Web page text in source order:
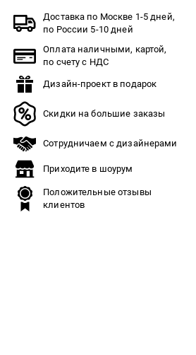
Доставка по Москве 1-5 дней,
по России 5-10 дней
Оплата наличными, картой,
по счету с НДС
Дизайн-проект в подарок
Скидки на большие заказы
Сотрудничаем с дизайнерами
Приходите в шоурум
Положительные отзывы
клиентов